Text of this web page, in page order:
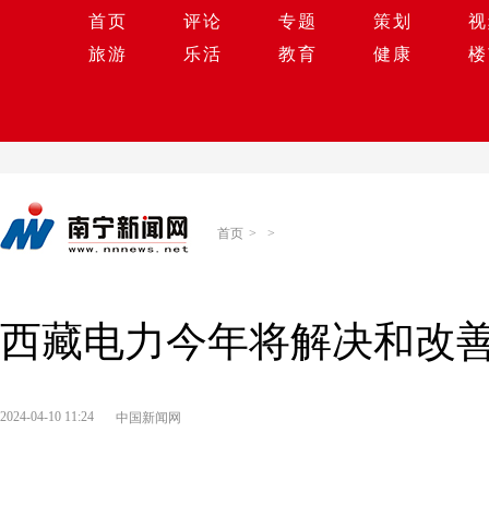
首页 评论 专题 策划
旅游
乐活 教育 健康
首页 > >
西藏电力今年将解决和改
2024-04-10 11:24 中国新闻网